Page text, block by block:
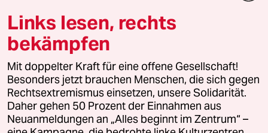
© 2026 taz Verlags und Vertriebs GmbH
Alle Rechte vorbehalten. Bei rechtlichen Fragen oder für Genehmigungen
wenden Sie sich bitte an
lizenzen@taz.de
Feedback Redaktionsstatut Kommune-Richtlinien
Links lesen, rechts
bekämpfen
Mit doppelter Kraft für eine offene Gesellschaft!
Besonders jetzt brauchen Menschen, die sich gegen
Rechtsextremismus einsetzen, unsere Solidarität.
Daher gehen 50 Prozent der Einnahmen aus
Neuanmeldungen an „Alles beginnt im Zentrum“ –